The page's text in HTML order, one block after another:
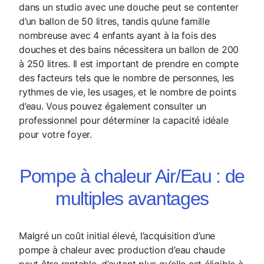
dans un studio avec une douche peut se contenter
d’un ballon de 50 litres, tandis qu’une famille
nombreuse avec 4 enfants ayant à la fois des
douches et des bains nécessitera un ballon de 200
à 250 litres. Il est important de prendre en compte
des facteurs tels que le nombre de personnes, les
rythmes de vie, les usages, et le nombre de points
d’eau. Vous pouvez également consulter un
professionnel pour déterminer la capacité idéale
pour votre foyer.
Pompe à chaleur Air/Eau : de
multiples avantages
Malgré un coût initial élevé, l’acquisition d’une
pompe à chaleur avec production d’eau chaude